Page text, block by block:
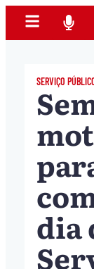
SERVIÇO
dia